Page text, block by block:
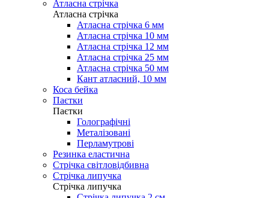
Атласна стрічка
Атласна стрічка
Атласна стрічка 6 мм
Атласна стрічка 10 мм
Атласна стрічка 12 мм
Атласна стрічка 25 мм
Атласна стрічка 50 мм
Кант атласний, 10 мм
Коса бейка
Паєтки
Паєтки
Голографічні
Металізовані
Перламутрові
Резинка еластична
Стрічка світловідбивна
Стрічка липучка
Стрічка липучка